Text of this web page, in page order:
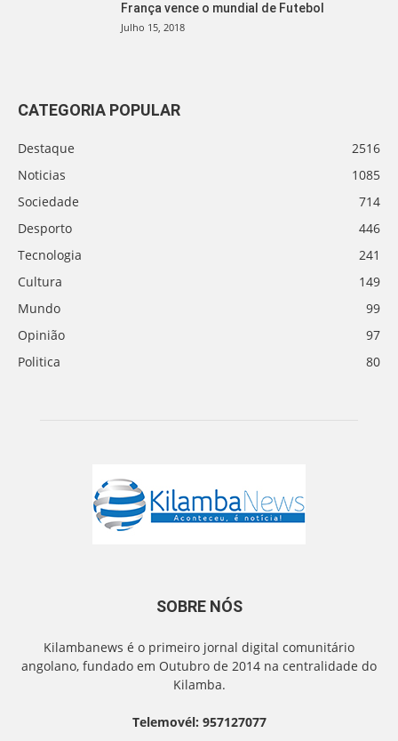
França vence o mundial de Futebol
Julho 15, 2018
CATEGORIA POPULAR
Destaque
2516
Noticias
1085
Sociedade
714
Desporto
446
Tecnologia
241
Cultura
149
Mundo
99
Opinião
97
Politica
80
SOBRE NÓS
Kilambanews é o primeiro jornal digital comunitário
angolano, fundado em Outubro de 2014 na centralidade do
Kilamba.
Telemovél: 957127077